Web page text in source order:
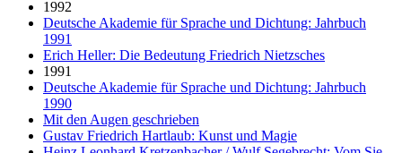
1992
Deutsche Akademie für Sprache und Dichtung: Jahrbuch
1991
Erich Heller: Die Bedeutung Friedrich Nietzsches
1991
Deutsche Akademie für Sprache und Dichtung: Jahrbuch
1990
Mit den Augen geschrieben
Gustav Friedrich Hartlaub: Kunst und Magie